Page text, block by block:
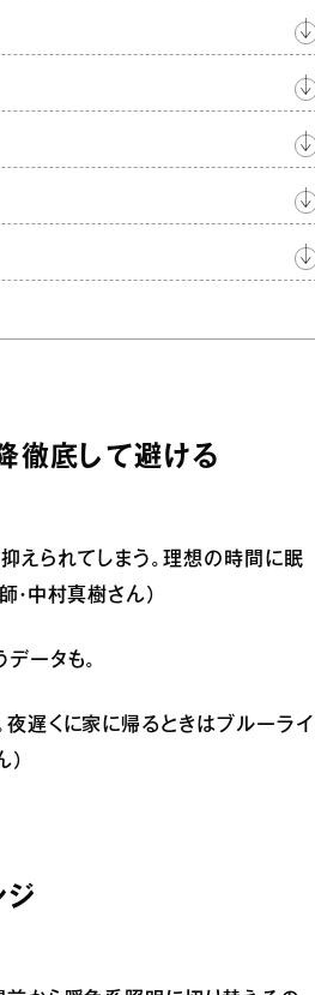
徹底して避ける
えられてしまう。理想の時間に眠
中村真樹さん）
ータも。
遅くに家に帰るときはブルーライ
）
ジ